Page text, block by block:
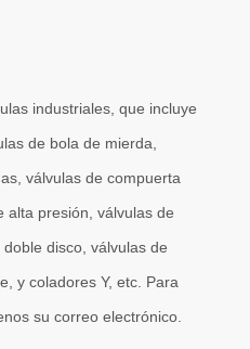
industriales, que incluye
de bola de mierda,
válvulas de compuerta
alta presión, válvulas de
disco, válvulas de
y coladores Y, etc. Para
su correo electrónico.